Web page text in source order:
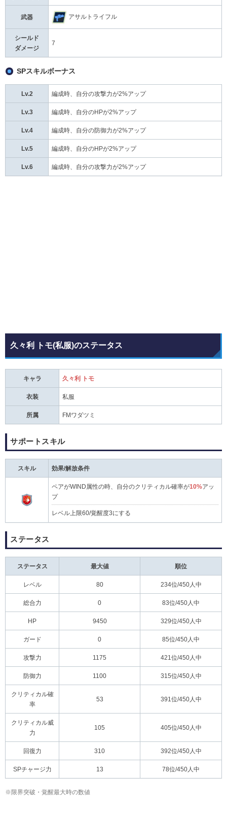
武器 アサルトライフル
シールド
ダメージ
7
SPスキルボーナス
Lv.2 編成時、自分の攻撃力が2%アップ
Lv.3 編成時、自分のHPが2%アップ
Lv.4 編成時、自分の防御力が2%アップ
Lv.5 編成時、自分のHPが2%アップ
Lv.6 編成時、自分の攻撃力が2%アップ
久々利 トモ(私服)のステータス
キャラ 久々利 トモ
衣装 私服
所属 FMワダツミ
サポートスキル
スキル 効果/解放条件
ペアがWIND属性の時、自分のクリティカル確率が10%アッ
プ
レベル上限60/覚醒度3にする
ステータス
ステータス 最大値 順位
レベル 80 234位/450人中
総合力 0 83位/450人中
HP 9450 329位/450人中
ガード 0 85位/450人中
攻撃力 1175 421位/450人中
防御力 1100 315位/450人中
クリティカル確
率
53 391位/450人中
クリティカル威
力
105 405位/450人中
回復力 310 392位/450人中
SPチャージ力 13 78位/450人中
※限界突破・覚醒最大時の数値